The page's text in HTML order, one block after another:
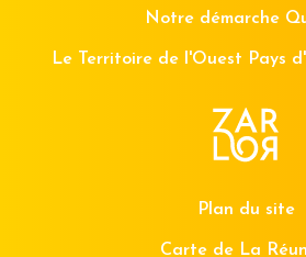
Notre démarche
Le Territoire de l'Ouest Pays
Plan du site
Carte de La